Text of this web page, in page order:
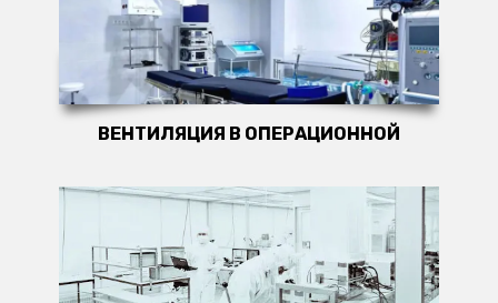
ВЕНТИЛЯЦИЯ В ОПЕРАЦИОННОЙ